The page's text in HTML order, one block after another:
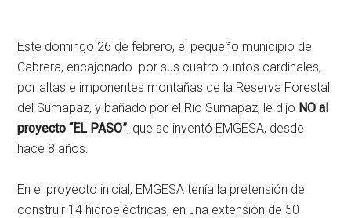
Este domingo 26 de febrero, el pequeño municipio de
Cabrera, encajonado por sus cuatro puntos cardinales,
por altas e imponentes montañas de la Reserva Forestal
del Sumapaz, y bañado por el Río Sumapaz, le dijo NO al
proyecto “EL PASO”, que se inventó EMGESA, desde
hace 8 años.
En el proyecto inicial, EMGESA tenía la pretensión de
construir 14 hidroeléctricas, en una extensión de 50